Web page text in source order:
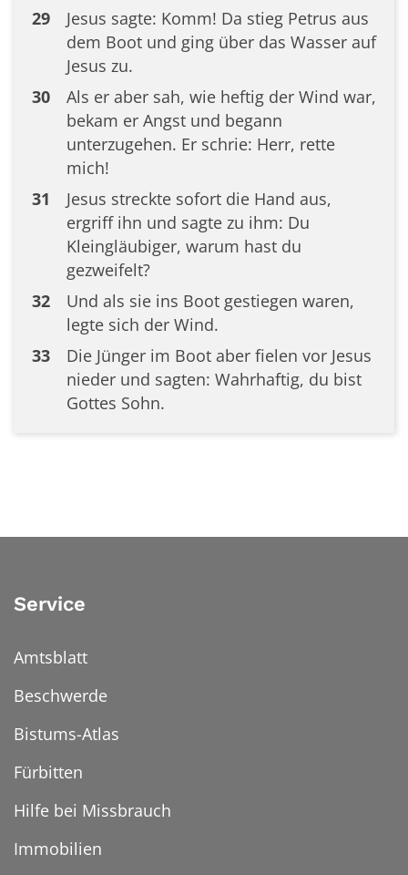
29
Jesus sagte: Komm! Da stieg Petrus aus
dem Boot und ging über das Wasser auf
Jesus zu.
30
Als er aber sah, wie heftig der Wind war,
bekam er Angst und begann
unterzugehen. Er schrie: Herr, rette
mich!
31
Jesus streckte sofort die Hand aus,
ergriff ihn und sagte zu ihm: Du
Kleingläubiger, warum hast du
gezweifelt?
32
Und als sie ins Boot gestiegen waren,
legte sich der Wind.
33
Die Jünger im Boot aber fielen vor Jesus
nieder und sagten: Wahrhaftig, du bist
Gottes Sohn.
Service
Amtsblatt
Beschwerde
Bistums-Atlas
Fürbitten
Hilfe bei Missbrauch
Immobilien